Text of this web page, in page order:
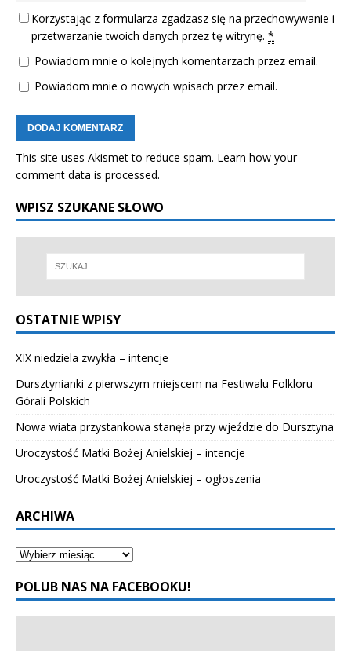
Korzystając z formularza zgadzasz się na przechowywanie i
przetwarzanie twoich danych przez tę witrynę. *
Powiadom mnie o kolejnych komentarzach przez email.
Powiadom mnie o nowych wpisach przez email.
This site uses Akismet to reduce spam. Learn how your
comment data is processed.
WPISZ SZUKANE SŁOWO
OSTATNIE WPISY
XIX niedziela zwykła – intencje
Dursztynianki z pierwszym miejscem na Festiwalu Folkloru
Górali Polskich
Nowa wiata przystankowa stanęła przy wjeździe do Dursztyna
Uroczystość Matki Bożej Anielskiej – intencje
Uroczystość Matki Bożej Anielskiej – ogłoszenia
ARCHIWA
POLUB NAS NA FACEBOOKU!